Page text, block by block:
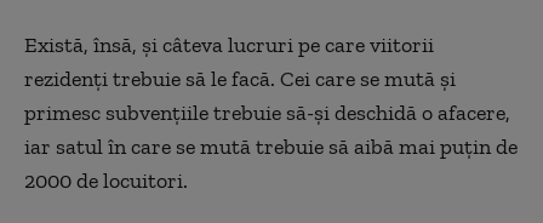
Există, însă, şi câteva lucruri pe care viitorii
rezidenţi trebuie să le facă. Cei care se mută şi
primesc subvenţiile trebuie să-şi deschidă o afacere,
iar satul în care se mută trebuie să aibă mai puţin de
2000 de locuitori.